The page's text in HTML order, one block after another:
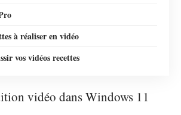
à réaliser en vidéo
vos vidéos recettes
vidéo dans Windows 11